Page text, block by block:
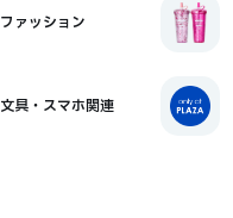
ファッション
文具・スマホ関連